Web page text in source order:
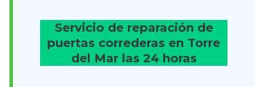
Servicio de reparación de
puertas correderas en Torre
del Marlas 24 horas